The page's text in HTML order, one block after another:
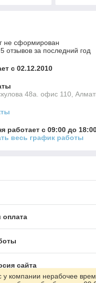
не сформирован
отзывов за последний год
с 02.12.2010
48а. офис 110,
работает с 09:00 до
весь график работы
оплата
сайта
у компании нерабочее